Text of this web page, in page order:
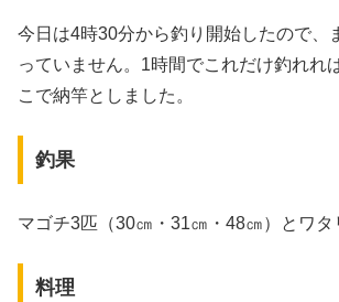
今日は4時30分から釣り開始したので、
っていません。1時間でこれだけ釣れれ
こで納竿としました。
釣果
マゴチ3匹（30㎝・31㎝・48㎝）とワタ
料理